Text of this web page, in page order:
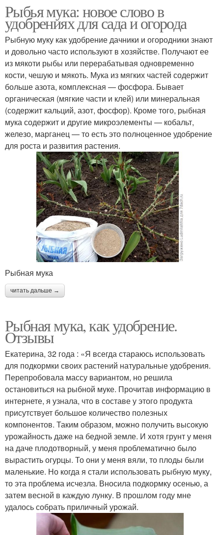
Рыбья мука: новое слово в
удобрениях для сада и огорода
Рыбную муку как удобрение дачники и огородники знают
и довольно часто используют в хозяйстве. Получают ее
из мякоти рыбы или перерабатывая одновременно
кости, чешую и мякоть. Мука из мягких частей содержит
больше азота, комплексная — фосфора. Бывает
органическая (мягкие части и клей) или минеральная
(содержит кальций, азот, фосфор). Кроме того, рыбная
мука содержит и другие микроэлементы — кобальт,
железо, марганец — то есть это полноценное удобрение
для роста и развития растения.
Рыбная мука
читать дальше →
Рыбная мука, как удобрение.
Отзывы
Екатерина, 32 года : «Я всегда стараюсь использовать
для подкормки своих растений натуральные удобрения.
Перепробовала массу вариантом, но решила
остановиться на рыбной муке. Прочитав информацию в
интернете, я узнала, что в составе у этого продукта
присутствует большое количество полезных
компонентов. Таким образом, можно получить высокую
урожайность даже на бедной земле. И хотя грунт у меня
на даче плодотворный, у меня проблематично было
вырастить огурцы. То они у меня вяли, то плоды были
маленькие. Но когда я стали использовать рыбную муку,
то эта проблема исчезла. Вносила подкормку осенью, а
затем весной в каждую лунку. В прошлом году мне
удалось собрать приличный урожай.